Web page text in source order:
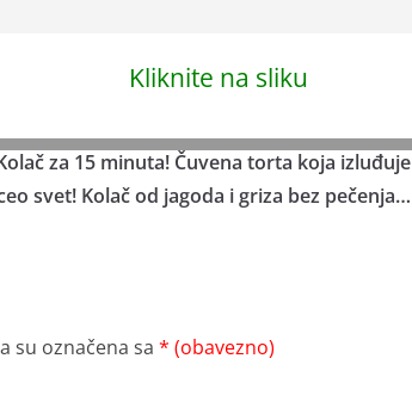
za 15 minuta! Čuvena torta koja izluđuje
svet! Kolač od jagoda i griza bez pečenja…
su označena sa * (obavezno)
Kliknite na sliku